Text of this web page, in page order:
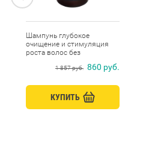
Шампунь глубокое
очищение и стимуляция
роста волос без
церамидами, MEOLI, 500 мл
1 857 руб. 860 руб.
КУПИТЬ